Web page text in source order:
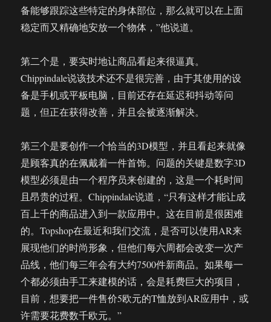
备能够跟踪这些特定的身体部位，那么就可以在上面
稳定而又精确地安放一个物体，”他说道。
第二个是，要实时地让商品看起来很逼真。
Chippindale说该技术还不是很完善，由于其使用的设
备是手机或平板电脑，目前还存在延迟和抖动等问
题，但正在获得改善，并且会被逐渐解决。
第三个是要创作一个恰当的3D模型，并且看起来就像
是顾客真的在佩戴着一件首饰。问题的关键是数字3D
模型必须是由一个程序员来创建的，这是一个耗时间
且昂贵的过程。Chippindale说道，“只有这样才能让成
百上千的商品进入到一款应用中。这在目前是很困难
的。Topshop在最近和我们交流，是否可以使用AR来
展现他们的时尚形象，但他们每六周都会改变一次产
品线，他们每三年会有大约7500件新商品。如果每一
个都必须由手工来建模的话，会是耗费巨大的项目，
目前，想要把一件售价5欧元的T恤放到AR应用中，或
许需要花费数千欧元。”